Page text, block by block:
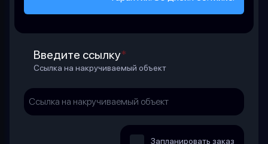
Введите ссылку*
Ссылка на накручиваемый объект
Запланировать заказ